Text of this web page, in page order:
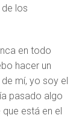
los
en todo
hacer un
mí, yo soy el
pasado algo
está en el